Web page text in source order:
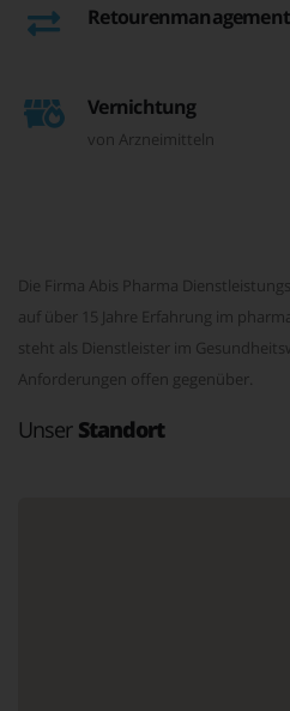
Retourenmanagement
Vernichtung
von Arzneimitteln
Die Firma Abis Pharma
auf über 15 Jahre Erfahrung im
steht als Dienstleister im
Anforderungen offen gegenüber.
Unser Standort